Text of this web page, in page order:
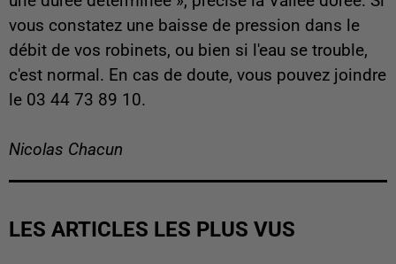
vous constatez une baisse de pression dans le
débit de vos robinets, ou bien si l'eau se trouble,
c'est normal. En cas de doute, vous pouvez joindre
le 03 44 73 89 10.
Nicolas Chacun
LES ARTICLES LES PLUS VUS